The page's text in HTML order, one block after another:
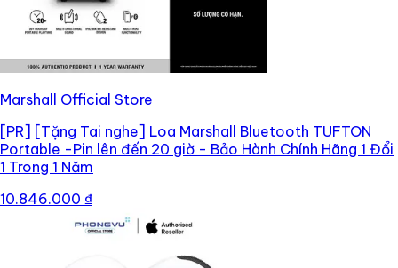
Marshall Official Store
[PR] [Tặng Tai nghe] Loa Marshall Bluetooth TUFTON
Portable -Pin lên đến 20 giờ - Bảo Hành Chính Hãng 1 Đổi
1 Trong 1 Năm
10.846.000 ₫